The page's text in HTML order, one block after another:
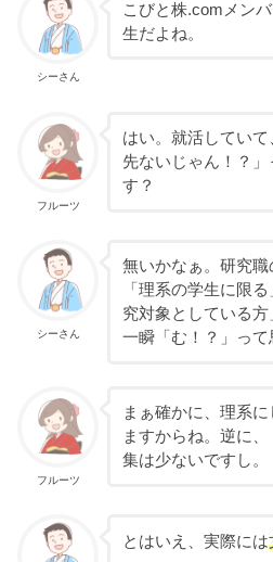
シーさん
こびと株.comメン
生だよね。
フルーツ
はい。就活してい
先ないじゃん！？
す？
シーさん
無いかなぁ。研究
「理系の学生に限
究対象としている方
一瞬「む！？」って
フルーツ
まぁ確かに、理系
ますからね。逆に
集は少ないですし。
とはいえ、実際には